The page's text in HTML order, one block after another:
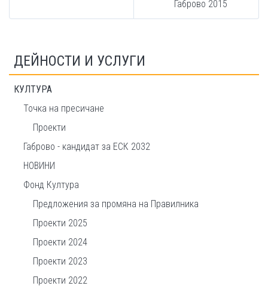
Габрово 2015
ДЕЙНОСТИ И УСЛУГИ
КУЛТУРА
Точка на пресичане
Проекти
Габрово - кандидат за ЕСК 2032
НОВИНИ
Фонд Култура
Предложения за промяна на Правилника
Проекти 2025
Проекти 2024
Проекти 2023
Проекти 2022